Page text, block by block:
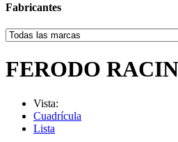
Fabricantes
FERODO
Vista:
Cuadrícula
Lista